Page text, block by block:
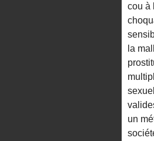
cou à
la
un